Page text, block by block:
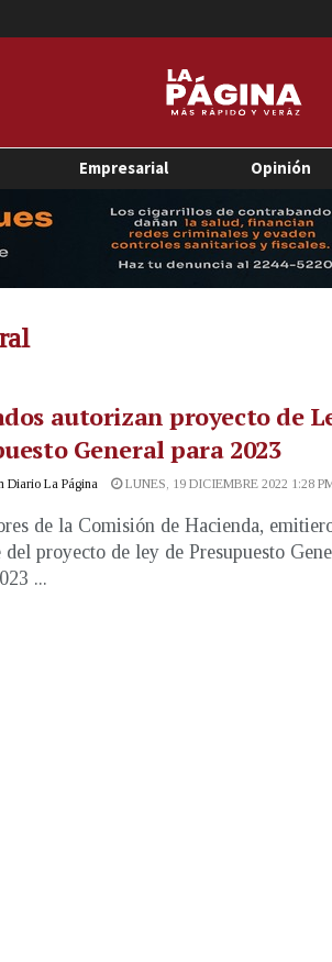
Empresarial Opinión
autorizan proyecto de
General para 2023
Diario La Página LUNES, 19 DICIEMBRE 2022 1:28
de la Comisión de Hacienda,
proyecto de ley de Presupuesto
...